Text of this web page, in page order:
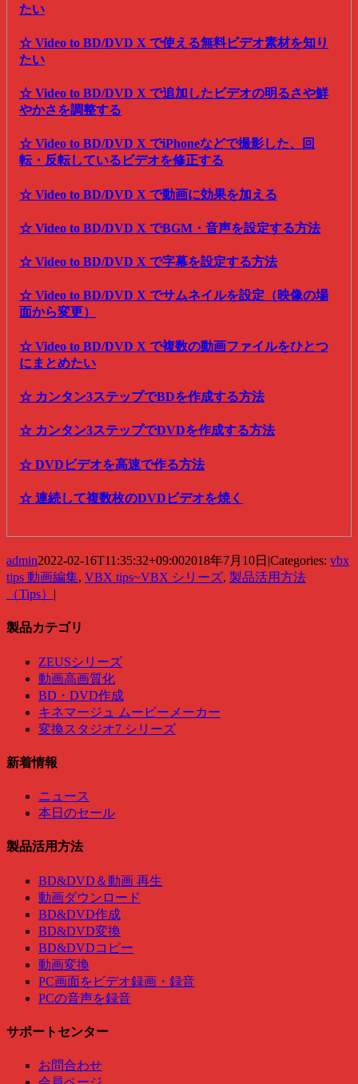
たい
☆ Video to BD/DVD X で使える無料ビデオ素材を知り
たい
☆ Video to BD/DVD X で追加したビデオの明るさや鮮
やかさを調整する
☆ Video to BD/DVD X でiPhoneなどで撮影した、回
転・反転しているビデオを修正する
☆ Video to BD/DVD X で動画に効果を加える
☆ Video to BD/DVD X でBGM・音声を設定する方法
☆ Video to BD/DVD X で字幕を設定する方法
☆ Video to BD/DVD X でサムネイルを設定（映像の場
面から変更）
☆ Video to BD/DVD X で複数の動画ファイルをひとつ
にまとめたい
☆ カンタン3ステップでBDを作成する方法
☆ カンタン3ステップでDVDを作成する方法
☆ DVDビデオを高速で作る方法
☆ 連続して複数枚のDVDビデオを焼く
admin2022-02-16T11:35:32+09:002018年7月10日 |Categories: vbx
tips 動画編集, VBX tips~VBX シリーズ, 製品活用方法
（Tips） |
製品カテゴリ
ZEUSシリーズ
動画高画質化
BD・DVD作成
キネマージュ ムービーメーカー
変換スタジオ7 シリーズ
新着情報
ニュース
本日のセール
製品活用方法
BD&DVD＆動画 再生
動画ダウンロード
BD&DVD作成
BD&DVD変換
BD&DVDコピー
動画変換
PC画面をビデオ録画・録音
PCの音声を録音
サポートセンター
お問合わせ